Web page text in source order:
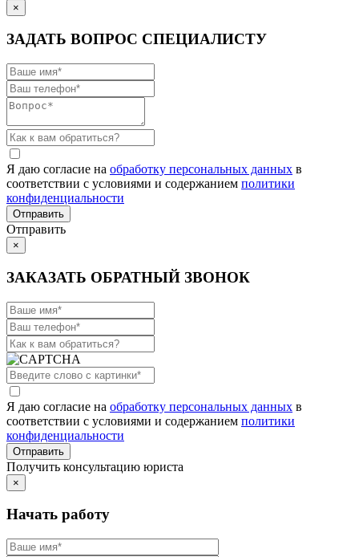
×
ЗАДАТЬ ВОПРОС СПЕЦИАЛИСТУ
Я даю согласие на обработку персональных данных в
соответствии с условиями и содержанием политики
конфиденциальности
Отправить
×
ЗАКАЗАТЬ ОБРАТНЫЙ ЗВОНОК
Я даю согласие на обработку персональных данных в
соответствии с условиями и содержанием политики
конфиденциальности
Получить консультацию юриста
×
Начать работу